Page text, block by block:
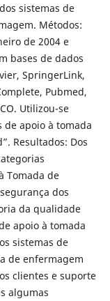
sistemas de
Métodos:
de 2004 e
bases de dados
SpringerLink,
Pubmed,
Utilizou-se
de apoio à tomada
Resultados: Dos
Tomada de
dos
da qualidade
apoio à tomada
sistemas de
de enfermagem
clientes e suporte
algumas